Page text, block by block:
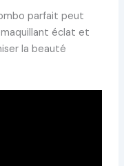
parfait peut
éclat et
la beauté